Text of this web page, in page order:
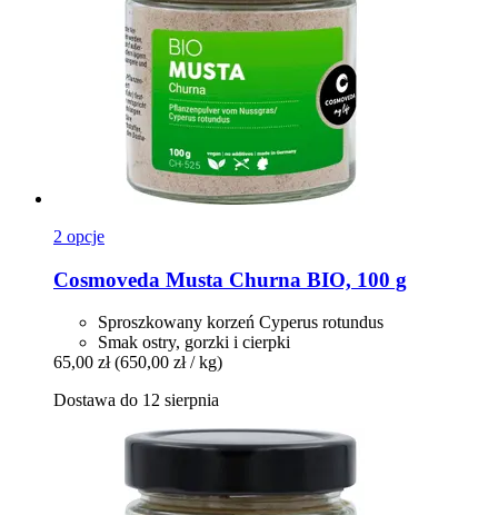
2 opcje
Cosmoveda Musta Churna BIO, 100 g
Sproszkowany korzeń Cyperus rotundus
Smak ostry, gorzki i cierpki
65,00 zł (650,00 zł / kg)
Dostawa do 12 sierpnia